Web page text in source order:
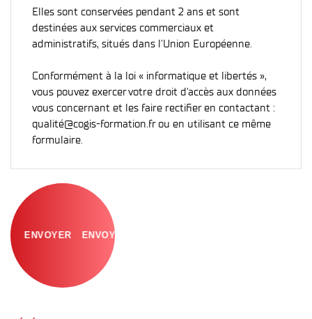
Elles sont conservées pendant 2 ans et sont
destinées aux services commerciaux et
administratifs, situés dans l'Union Européenne.
Conformément à la loi « informatique et libertés »,
vous pouvez exercer votre droit d'accès aux données
vous concernant et les faire rectifier en contactant :
qualité@cogis-formation.fr ou en utilisant ce même
formulaire.
ENVOYER